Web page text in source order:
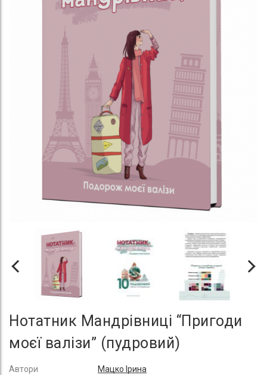
Нотатник Мандрівниці “Пригоди
моєї валізи” (пудровий)
Автори
Мацко Ірина